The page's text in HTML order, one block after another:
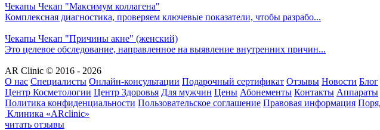
Чекапы Чекап "Максимум коллагена"
Комплексная диагностика, проверяем ключевые показатели, чтобы разрабо...
Чекапы Чекап "Причины акне" (женский)
Это целевое обследование, направленное на выявление внутренних причин...
AR Clinic © 2016 - 2026
О нас Специалисты Онлайн-консультации Подарочный сертификат Отзывы Новости Блог
Центр Косметологии Центр Здоровья Для мужчин Цены Абонементы Контакты Аппараты
Политика конфиденциальности Пользовательское соглашение Правовая информация
Клиника «ARclinic»
читать отзывы